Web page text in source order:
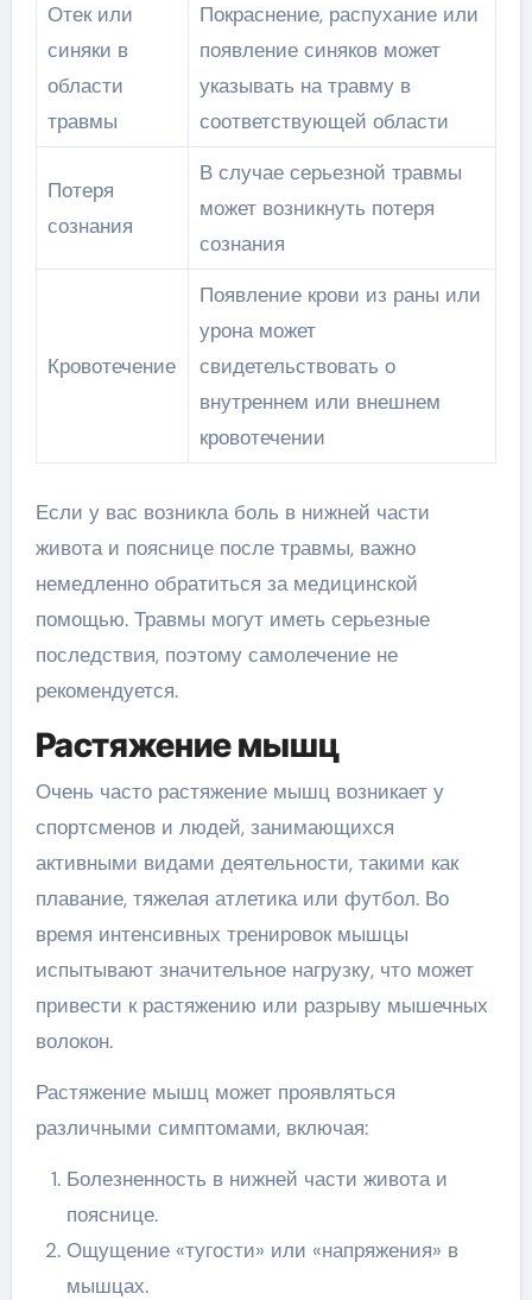
Отек или
синяки в
области
травмы
Покраснение, распухание или
появление синяков может
указывать на травму в
соответствующей области
Потеря
сознания
В случае серьезной травмы
может возникнуть потеря
сознания
Кровотечение
Появление крови из раны или
урона может
свидетельствовать о
внутреннем или внешнем
кровотечении
Если у вас возникла боль в нижней части
живота и пояснице после травмы, важно
немедленно обратиться за медицинской
помощью. Травмы могут иметь серьезные
последствия, поэтому самолечение не
рекомендуется.
Растяжение мышц
Очень часто растяжение мышц возникает у
спортсменов и людей, занимающихся
активными видами деятельности, такими как
плавание, тяжелая атлетика или футбол. Во
время интенсивных тренировок мышцы
испытывают значительное нагрузку, что может
привести к растяжению или разрыву мышечных
волокон.
Растяжение мышц может проявляться
различными симптомами, включая:
Болезненность в нижней части живота и
пояснице.
Ощущение «тугости» или «напряжения» в
мышцах.